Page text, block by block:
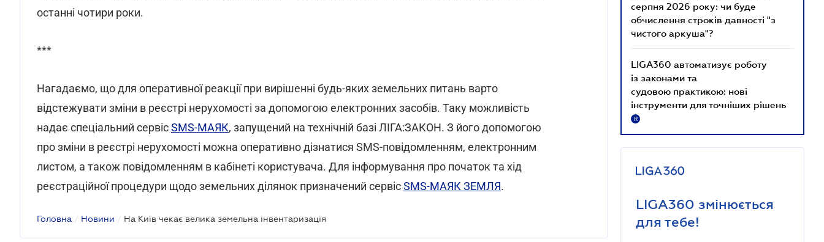
останні чотири роки.
***
Нагадаємо, що для оперативної реакції при вирішенні будь-яких земельних питань варто
відстежувати зміни в реєстрі нерухомості за допомогою електронних засобів. Таку можливість
надає спеціальний сервісSMS-МАЯК, запущений на технічній базі ЛІГА:ЗАКОН. З його допомогою
про зміни в реєстрі нерухомості можна оперативно дізнатися SMS-повідомленням, електронним
листом, а також повідомленням в кабінеті користувача. Для інформування про початок та хід
реєстраційної процедури щодо земельних ділянок призначений сервісSMS-МАЯК ЗЕМЛЯ.
Головна / Новини / На Київ чекає велика земельна інвентаризація
серпня 2026 року: чи буде
обчислення строків давності "з
чистого аркуша"?
LIGA360 автоматизує роботу
із законами та
судовою практикою: нові
інструменти для точніших рішень
R
LIGA360 змінюється
для тебе!